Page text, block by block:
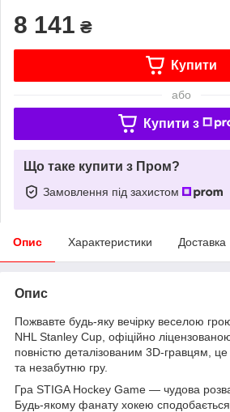
8 141 ₴
Купити
або
Купити з
Що таке купити з Пром?
Замовлення під захистом
Опис Характеристики Доставка
Опис
Пожвавте будь-яку вечірку веселою
NHL Stanley Cup, офіційно
повністю деталізованим 3D-гравцям,
та незабутню гру.
Гра STIGA Hockey Game — чудова
Будь-якому фанату хокею сподобається